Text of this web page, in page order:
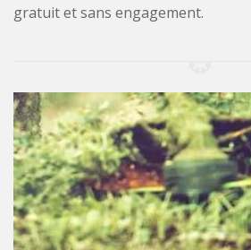
gratuit et sans engagement.